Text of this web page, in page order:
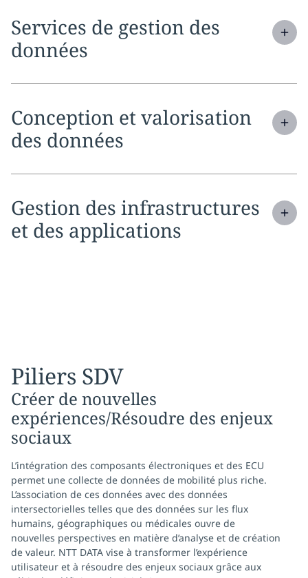
Expandservice section:
Services de gestion des
données
Expandservice section:
Conception et valorisation
des données
Expand service section:
Gestion des infrastructures
et des applications
Piliers SDV
Créer de nouvelles
expériences/Résoudre des enjeux
sociaux
L’intégration des composants électroniques et des ECU
permet une collecte de données de mobilité plus riche.
L’association de ces données avec des données
intersectorielles telles que des données sur les flux
humains, géographiques ou médicales ouvre de
nouvelles perspectives en matière d’analyse et de création
de valeur. NTT DATA vise à transformer l’expérience
utilisateur et à résoudre des enjeux sociaux grâce aux